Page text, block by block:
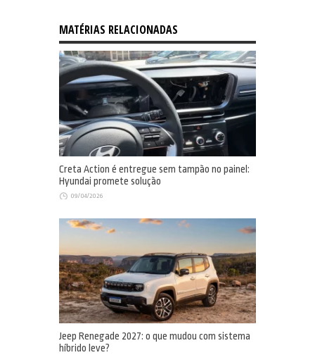
MATÉRIAS RELACIONADAS
Creta Action é entregue sem tampão no painel:
Hyundai promete solução
09/04/2026
Jeep Renegade 2027: o que mudou com sistema
híbrido leve?